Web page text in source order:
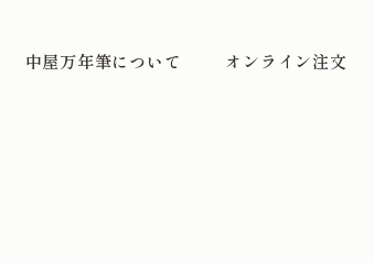
中屋万年筆について オンライン注文